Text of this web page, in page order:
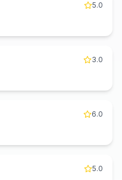
5.0
3.0
6.0
5.0